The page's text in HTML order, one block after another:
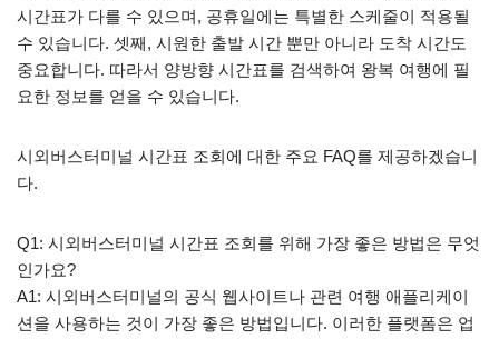
시간표가 다를 수 있으며, 공휴일에는 특별한 스케줄이 적용될
수 있습니다. 셋째, 시원한 출발 시간 뿐만 아니라 도착 시간도
중요합니다. 따라서 양방향 시간표를 검색하여 왕복 여행에 필
요한 정보를 얻을 수 있습니다.
시외버스터미널 시간표 조회에 대한 주요 FAQ를 제공하겠습니
다.
Q1: 시외버스터미널 시간표 조회를 위해 가장 좋은 방법은 무엇
인가요?
A1: 시외버스터미널의 공식 웹사이트나 관련 여행 애플리케이
션을 사용하는 것이 가장 좋은 방법입니다. 이러한 플랫폼은 업